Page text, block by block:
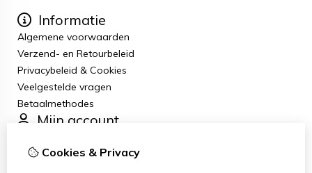
Informatie
Algemene voorwaarden
Verzend- en Retourbeleid
Privacybeleid & Cookies
Veelgestelde vragen
Betaalmethodes
Mijn account
Bestelhistorie
Cookies & Privacy